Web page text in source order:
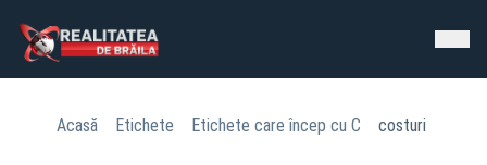
Acasă Etichete Etichete care încep cu C costuri